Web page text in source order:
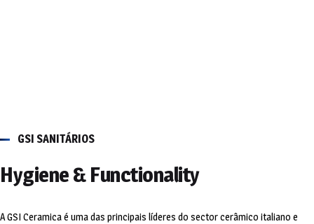
GSI SANITÁRIOS
Hygiene & Functionality
A GSI Ceramica é uma das principais líderes do sector cerâmico italiano e